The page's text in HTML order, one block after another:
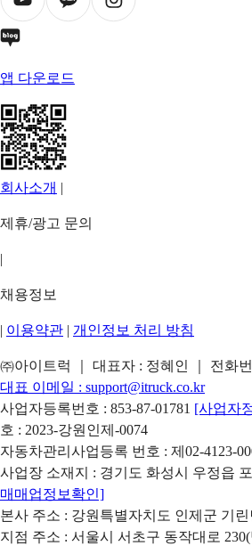
앱 다운로드
회사소개 |
제휴/광고 문의
|
채용정보
| 이용약관 | 개인정보 처리 방침
㈜아이트럭 ｜ 대표자 : 정혜인 ｜ 전화
대표 이메일 : support@itruck.co.kr
사업자등록번호 : 853-87-01781 [사업자
호 : 2023-강원인제-0074
자동차관리사업등록 번호 : 제02-4123-
사업장 소재지 : 경기도 화성시 우정읍
매매업정보확인]
본사 주소 : 강원특별자치도 인제군 기린
지점 주소 : 서울시 서초구 동작대로